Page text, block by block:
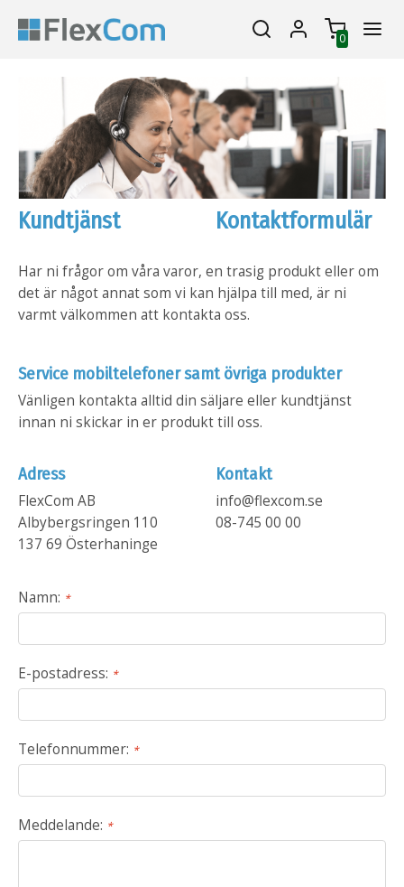
0
Kundtjänst Kontaktformulär
Har ni frågor om våra varor, en trasig produkt eller om
det är något annat som vi kan hjälpa till med, är ni
varmt välkommen att kontakta oss.
Service mobiltelefoner samtövriga produkter
Vänligen kontakta alltid din säljare eller kundtjänst
innan ni skickar in er produkt till oss.
Adress
FlexCom AB
Albybergsringen 110
137 69 Österhaninge
Kontakt
info@flexcom.se
08-745 00 00
Namn: *
E-postadress: *
Telefonnummer: *
Meddelande: *